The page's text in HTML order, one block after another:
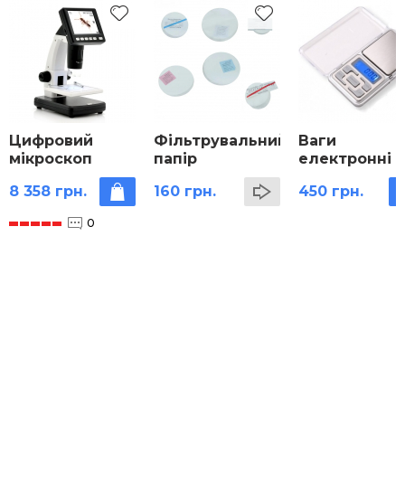
Цифровий
мікроскоп
Forward 10-
500x 5.0Mpx
8 358 грн.
0
Фільтрувальний
папір
160 грн.
Ваги
електронні
450 грн.